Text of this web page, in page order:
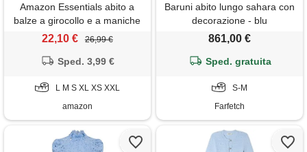
Amazon Essentials abito a
balze a girocollo e a maniche
corte donna, blu, s
22,10 € 26,99 €
Sped. 3,99 €
L M S XL XS XXL
amazon
Baruni abito lungo sahara con
decorazione - blu
861,00 €
Sped. gratuita
S-M
Farfetch